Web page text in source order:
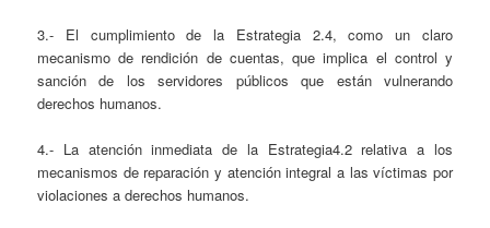
3.- El cumplimiento de la Estrategia 2.4, como un claro
mecanismo de rendición de cuentas, que implica el control y
sanción de los servidores públicos que están vulnerando
derechos humanos.
4.- La atención inmediata de la Estrategia4.2 relativa a los
mecanismos de reparación y atención integral a las víctimas por
violaciones a derechos humanos.